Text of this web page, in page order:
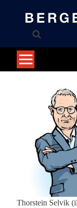
Thorstein Selvik